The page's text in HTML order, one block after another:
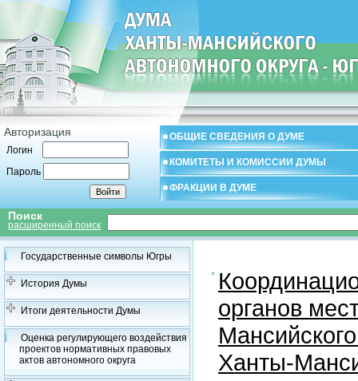
Авторизация
Логин
Пароль
ОБЩИЕ СВЕДЕНИЯ О ДУМЕ
КОМИТЕТЫ И КОМИССИИ ДУМЫ
ФРАКЦИИ В ДУМЕ
Поиск
расширенный поиск
Государственные символы Югры
История Думы
Итоги деятельности Думы
Оценка регулирующего воздействия
проектов нормативных правовых
актов автономного округа
органов
Ханты-